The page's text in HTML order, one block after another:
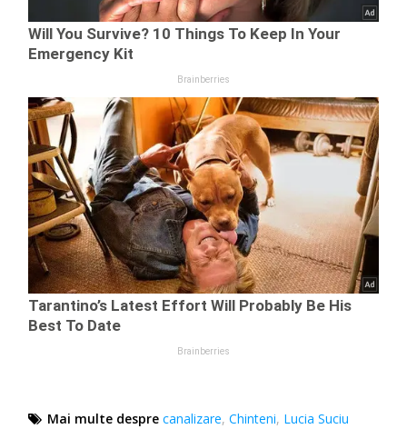
Mai multe despre canalizare,Chinteni, Lucia Suciu